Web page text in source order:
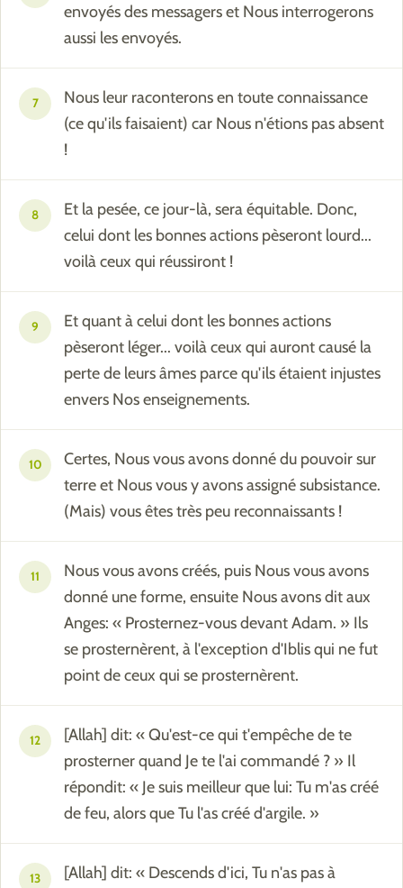
envoyés des messagers et Nous interrogerons
aussi les envoyés.
7
Nous leur raconterons en toute connaissance
(ce qu'ils faisaient) car Nous n'étions pas absent
!
8
Et la pesée, ce jour-là, sera équitable. Donc,
celui dont les bonnes actions pèseront lourd...
voilà ceux qui réussiront !
9
Et quant à celui dont les bonnes actions
pèseront léger... voilà ceux qui auront causé la
perte de leurs âmes parce qu'ils étaient injustes
envers Nos enseignements.
10
Certes, Nous vous avons donné du pouvoir sur
terre et Nous vous y avons assigné subsistance.
(Mais) vous êtes très peu reconnaissants !
11
Nous vous avons créés, puis Nous vous avons
donné une forme, ensuite Nous avons dit aux
Anges: « Prosternez-vous devant Adam. » Ils
se prosternèrent, à l'exception d'Iblis qui ne fut
point de ceux qui se prosternèrent.
12
[Allah] dit: « Qu'est-ce qui t'empêche de te
prosterner quand Je te l'ai commandé ? » Il
répondit: « Je suis meilleur que lui: Tu m'as créé
de feu, alors que Tu l'as créé d'argile. »
13
[Allah] dit: « Descends d'ici, Tu n'as pas à